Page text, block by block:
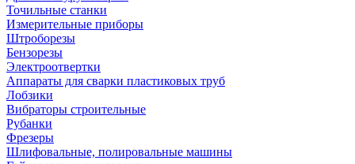
Точильные станки
Измерительные приборы
Штроборезы
Бензорезы
Электроотвертки
Аппараты для сварки пластиковых труб
Лобзики
Вибраторы строительные
Рубанки
Фрезеры
Шлифовальные, полировальные машины